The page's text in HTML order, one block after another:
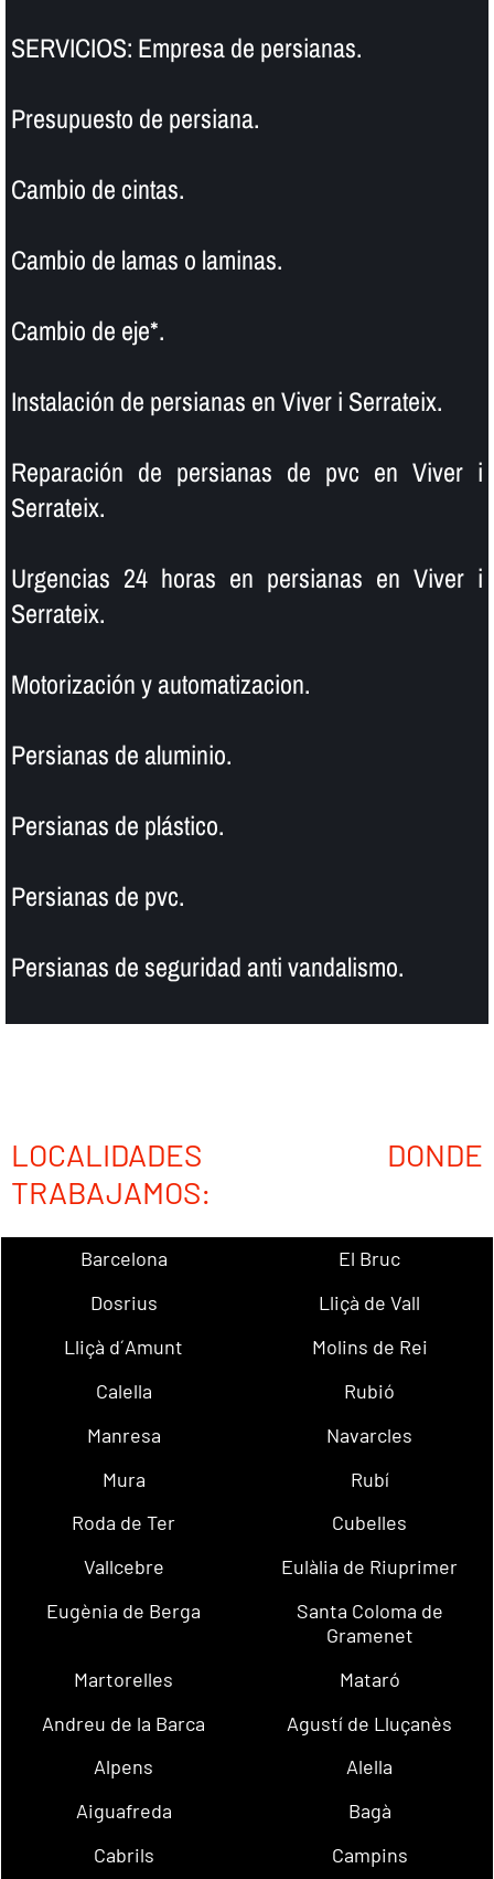
SERVICIOS: Empresa de persianas.
Presupuesto de persiana.
Cambio de cintas.
Cambio de lamas o laminas.
Cambio de eje*.
Instalación de persianas en Viver i Serrateix.
Reparación de persianas de pvc en Viver i
Serrateix.
Urgencias 24 horas en persianas en Viver i
Serrateix.
Motorización y automatizacion.
Persianas de aluminio.
Persianas de plástico.
Persianas de pvc.
Persianas de seguridad anti vandalismo.
LOCALIDADES DONDE
TRABAJAMOS:
Barcelona
El Bruc
Dosrius
Lliçà de Vall
Lliçà d´Amunt
Molins de Rei
Calella
Rubió
Manresa
Navarcles
Mura
Rubí
Roda de Ter
Cubelles
Vallcebre
Eulàlia de Riuprimer
Eugènia de Berga
Santa Coloma de
Gramenet
Martorelles
Mataró
Andreu de la Barca
Agustí de Lluçanès
Alpens
Alella
Aiguafreda
Bagà
Cabrils
Campins